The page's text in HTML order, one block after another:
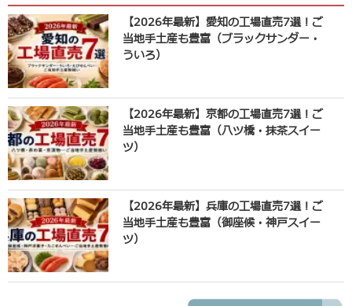
【2026年最新】愛知の工場直売7選！ご
当地手土産も豊富（ブラックサンダー・
ういろ）
【2026年最新】京都の工場直売7選！ご
当地手土産も豊富（八ツ橋・抹茶スイー
ツ）
【2026年最新】兵庫の工場直売7選！ご
当地手土産も豊富（御座候・神戸スイー
ツ）